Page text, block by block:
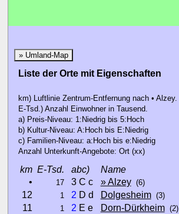
» Umland-Map
Liste der Orte mit Eigenschaften
km) Luftlinie Zentrum-Entfernung nach • Alzey.
E-Tsd.) Anzahl Einwohner in Tausend.
a) Preis-Niveau: 1:Niedrig bis 5:Hoch
b) Kultur-Niveau: A:Hoch bis E:Niedrig
c) Familien-Niveau: a:Hoch bis e:Niedrig
Anzahl Unterkunft-Angebote: Ort (xx)
km E-Tsd. abc)
Name
•
17 3 C c » Alzey (6)
12 1 2 D d Dolgesheim (3)
11 1 2 E e Dorn-Dürkheim (2)